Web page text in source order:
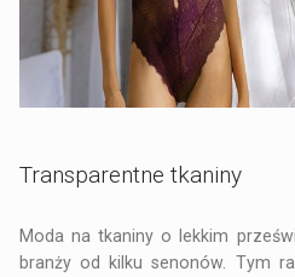
Transparentne tkaniny
Moda na tkaniny o lekkim
branży od kilku senonów. Tym